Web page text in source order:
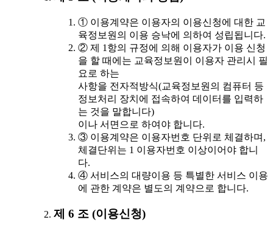
① 이용계약은 이용자의 이용신청에 대한 교
육정보원의 이용 승낙에 의하여 성립됩니다.
② 제 1항의 규정에 의해 이용자가 이용 신청
을 할 때에는 교육정보원이 이용자 관리시 필
요로 하는
사항을 전자적방식(교육정보원의 컴퓨터 등
정보처리 장치에 접속하여 데이터를 입력하
는 것을 말합니다)
이나 서면으로 하여야 합니다.
③ 이용계약은 이용자번호 단위로 체결하며,
체결단위는 1 이용자번호 이상이어야 합니
다.
④ 서비스의 대량이용 등 특별한 서비스 이용
에 관한 계약은 별도의 계약으로 합니다.
제 6 조 (이용신청)